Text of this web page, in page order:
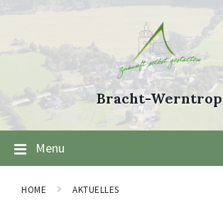
to
to
navigation
to
Bracht-Werntrop
Menu
HOME AKTUELLES